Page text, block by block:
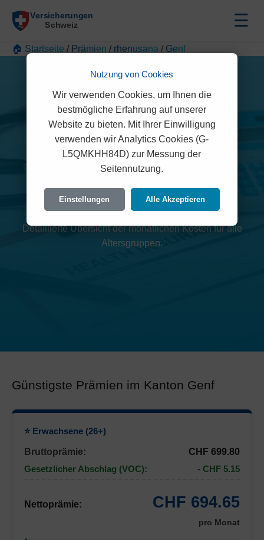
☰
🏠 Startseite / Prämien / rhenusana / Genf
rhenusana Prämien 2026
(Genf)
Detaillierte Übersicht der monatlichen Kosten für alle
Altersgruppen.
Günstigste Prämien im Kanton Genf
⭐ Erwachsene (26+)
Bruttoprämie:
CHF 699.80
Gesetzlicher Abschlag (VOC):
- CHF 5.15
Nettoprämie: CHF 694.65
pro Monat
Nutzung von Cookies
Wir verwenden Cookies, um Ihnen die
bestmögliche Erfahrung auf unserer
Website zu bieten. Mit Ihrer Einwilligung
verwenden wir Analytics Cookies (G-
L5QMKHH84D) zur Messung der
Seitennutzung.
Einstellungen Alle Akzeptieren